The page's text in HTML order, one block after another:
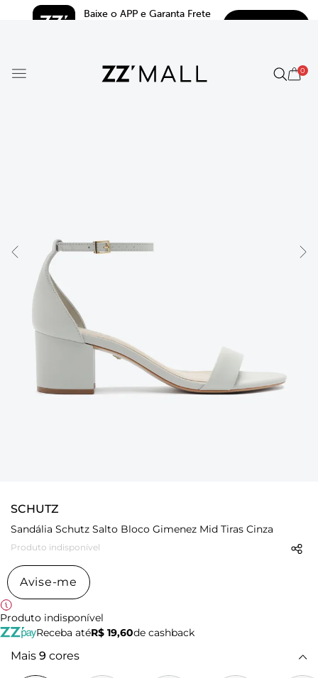
Baixe o APP e Garanta Frete
0
SCHUTZ
Sandália Schutz Salto Bloco Gimenez Mid Tiras Cinza
Produto indisponível
Avise-me
Produto indisponível
Receba atéR$ 19,60de cashback
Mais 9 cores